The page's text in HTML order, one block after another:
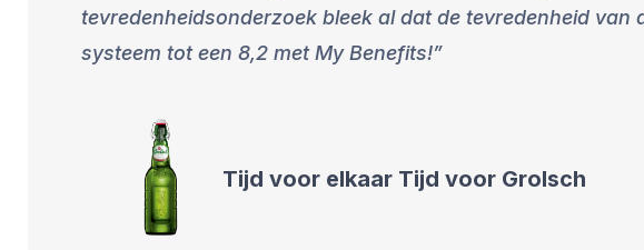
tevredenheidsonderzoek bleek al dat de tevredenheid
systeem tot een 8,2 met My Benefits!
Tijd voor elkaar Tijd voor Grolsch